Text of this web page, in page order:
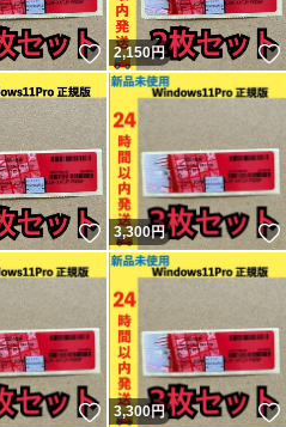
いいね！
2,150円
いいね！
3,300円
いいね！
3,300円